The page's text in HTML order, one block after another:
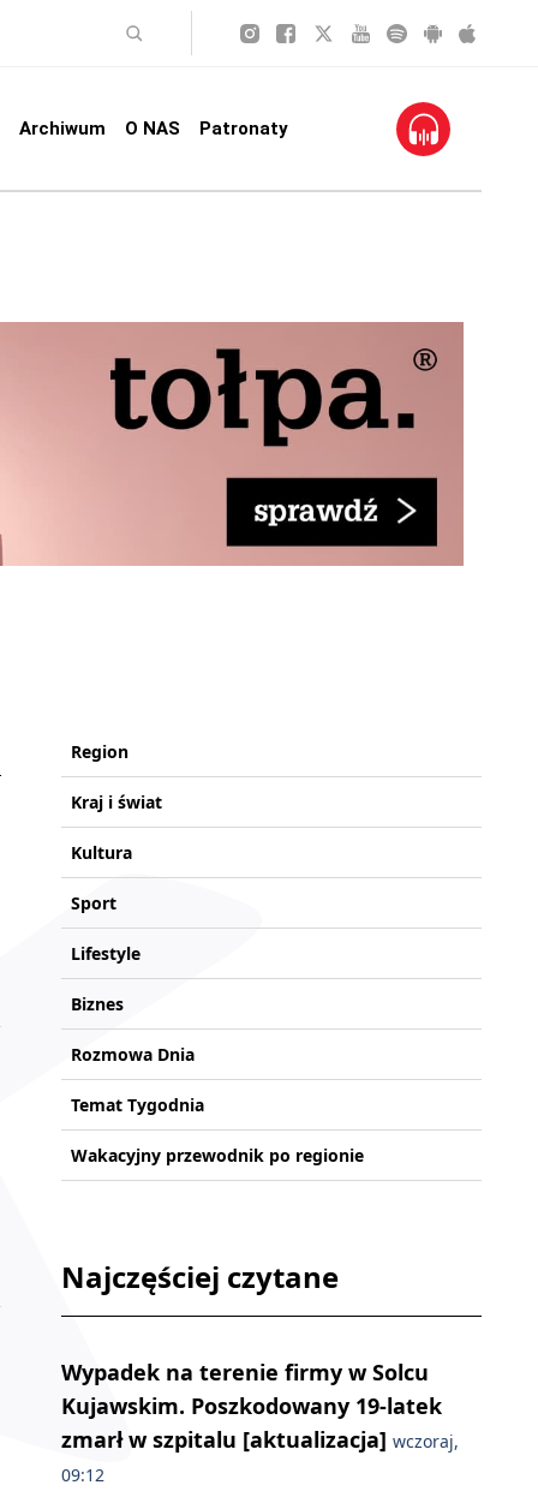
Archiwum O NAS Patronaty
Region
Kraj i świat
Kultura
Sport
Lifestyle
Biznes
Rozmowa Dnia
Temat Tygodnia
Wakacyjny przewodnik po regionie
Najczęściej czytane
Wypadek na terenie firmy w Solcu
Kujawskim. Poszkodowany 19-latek
zmarł w szpitalu [aktualizacja] wczoraj,
09:12